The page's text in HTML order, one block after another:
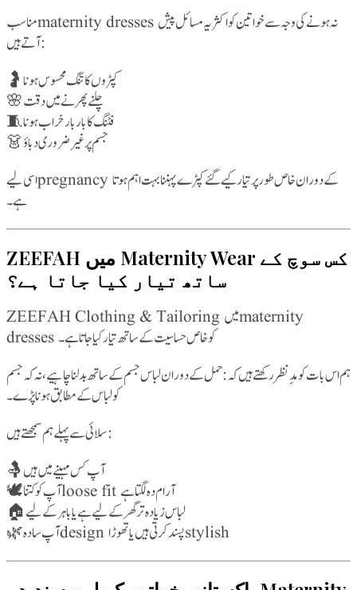
مناسب maternity dresses نہ ہونے کی وجہ سے خواتین کو اکثر یہ مسائل پیش
آتے ہیں:
🤰 کپڑوں کا تنگ محسوس ہونا
🌸 چلنے پھرنے میں دقت
🧵 فٹنگ کا بار بار خراب ہونا
👗 جسم پر غیر ضروری دباؤ
اسی لیے pregnancy کے دوران خاص طور پر تیار کیے گئے کپڑے پہننا بہت اہم ہوتا
ہے۔
ZEEFAH میں Maternity Wear کس سوچ کے
ساتھ تیار کیا جاتا ہے؟
ZEEFAH Clothing & Tailoring میں maternity
dresses کو خاص حساسیت کے ساتھ تیار کیا جاتا ہے۔
ہم اس بات کو مدِنظر رکھتے ہیں کہ: حمل کے دوران لباس جسم کے ساتھ بدلنا چاہیے، نہ کہ جسم
کو لباس کے مطابق ہونا پڑے۔
سلائی سے پہلے ہم سمجھتے ہیں:
🤱 آپ کس مہینے میں ہیں
🕊️ آپ کو کتنا loose fit آرام دہ لگتا ہے
🏠 لباس زیادہ تر گھر کے لیے ہے یا باہر کے لیے
🌿 آپ سادہ design پسند کرتی ہیں یا تھوڑا stylish